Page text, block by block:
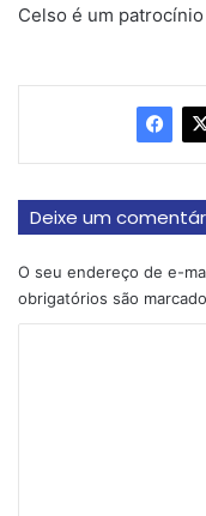
Celso é um
Deixe um
O seu endereço de e-
obrigatórios são